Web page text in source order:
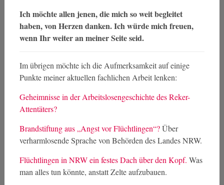
Ich möchte allen jenen, die mich so weit begleitet
haben, von Herzen danken. Ich würde mich freuen,
wenn Ihr weiter an meiner Seite seid.
Im übrigen möchte ich die Aufmerksamkeit auf einige
Punkte meiner aktuellen fachlichen Arbeit lenken:
Geheimnisse in der Arbeitslosengeschichte des Reker-
Attentäters?
Brandstiftung aus „Angst vor Flüchtlingen“?Über
verharmlosende Sprache von Behörden des Landes NRW.
Flüchtlingen in NRW ein festes Dach über den Kopf. Was
man alles tun könnte, anstatt Zelte aufzubauen.